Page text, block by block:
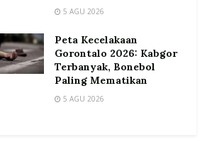
5 AGU 2026
Peta Kecelakaan
Gorontalo 2026: Kabgor
Terbanyak, Bonebol
Paling Mematikan
5 AGU 2026